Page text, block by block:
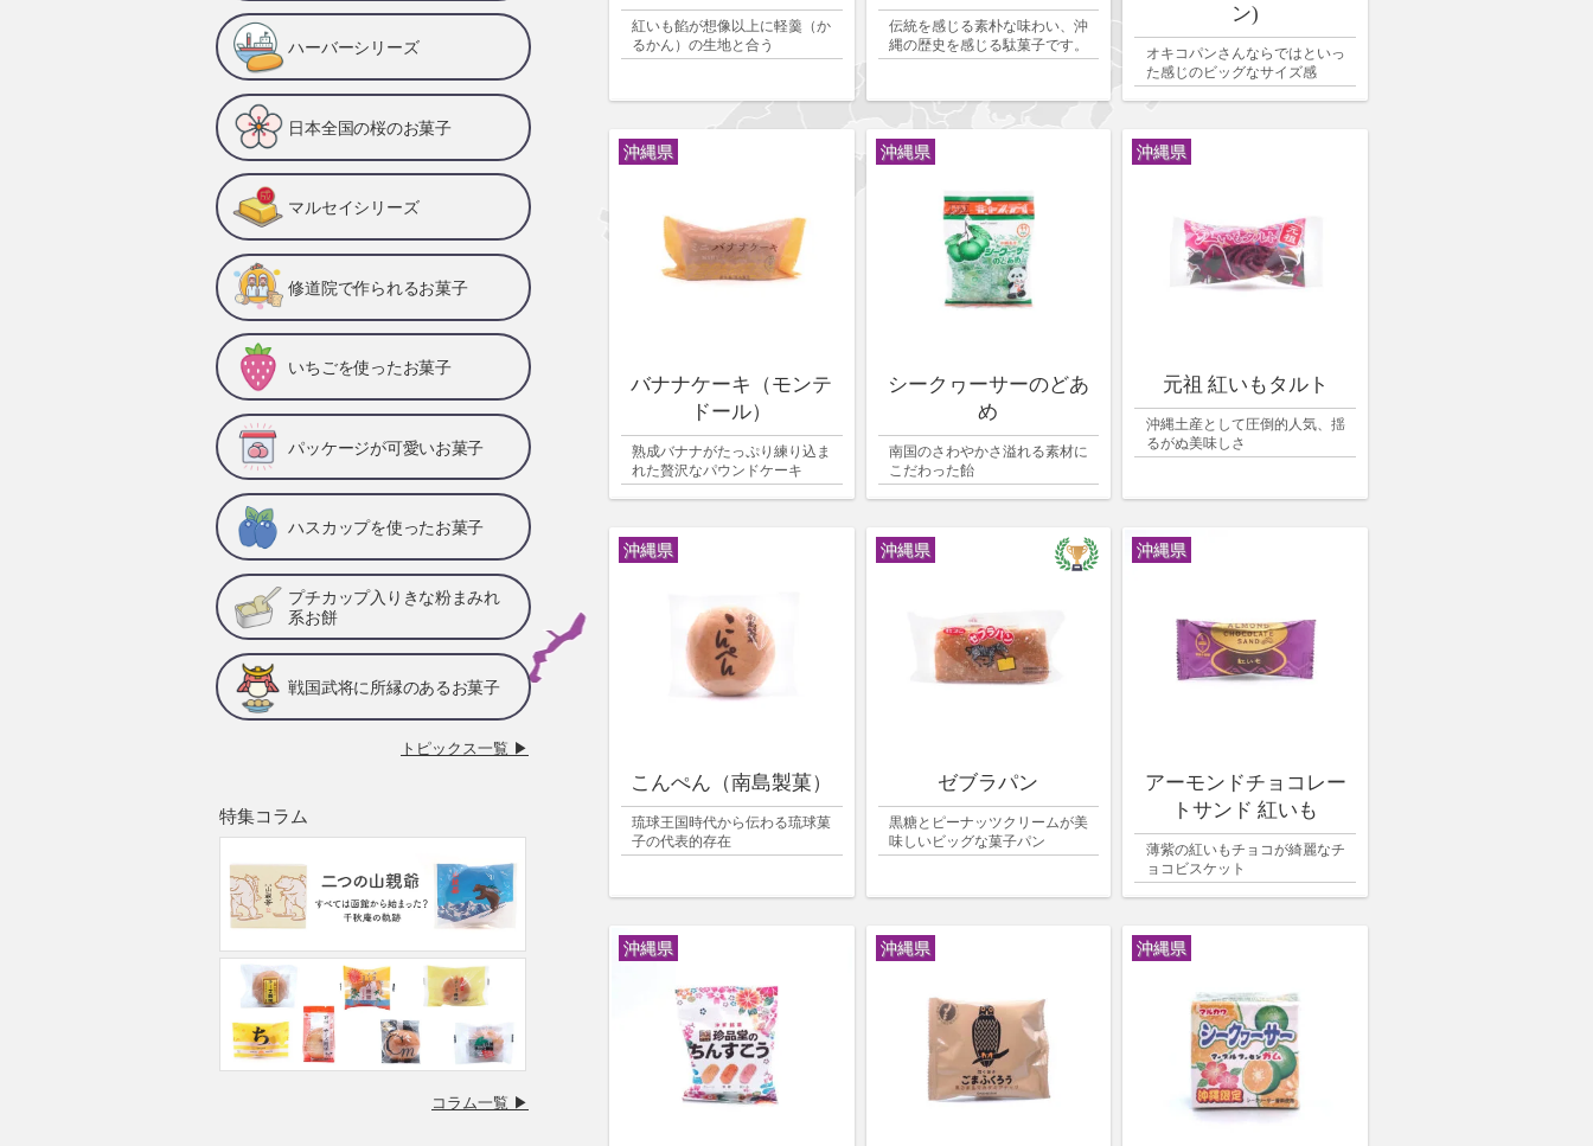
ハーバーシリーズ
日本全国の桜のお菓子
マルセイシリーズ
修道院で作られるお菓子
いちごを使ったお菓子
パッケージが可愛いお菓子
ハスカップを使ったお菓子
プチカップ入りきな粉まみれ
系お餅
戦国武将に所縁のあるお菓子
トピックス一覧 ▶
特集コラム
コラム一覧 ▶
紅いも餡が想像以上に軽羹（か
るかん）の生地と合う
伝統を感じる素朴な味わい、沖
縄の歴史を感じる駄菓子です。
ン)
オキコパンさんならではといっ
た感じのビッグなサイズ感
沖縄県
バナナケーキ（モンテ
ドール）
熟成バナナがたっぷり練り込ま
れた贅沢なパウンドケーキ
沖縄県
シークヮーサーのどあ
め
南国のさわやかさ溢れる素材に
こだわった飴
沖縄県
元祖 紅いもタルト
沖縄土産として圧倒的人気、揺
るがぬ美味しさ
沖縄県
こんぺん（南島製菓）
琉球王国時代から伝わる琉球菓
子の代表的存在
沖縄県
ゼブラパン
黒糖とピーナッツクリームが美
味しいビッグな菓子パン
沖縄県
アーモンドチョコレー
トサンド 紅いも
薄紫の紅いもチョコが綺麗なチ
ョコビスケット
沖縄県 沖縄県 沖縄県